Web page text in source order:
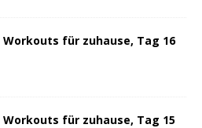
Workouts für zuhause, Tag 16
Workouts für zuhause, Tag 15